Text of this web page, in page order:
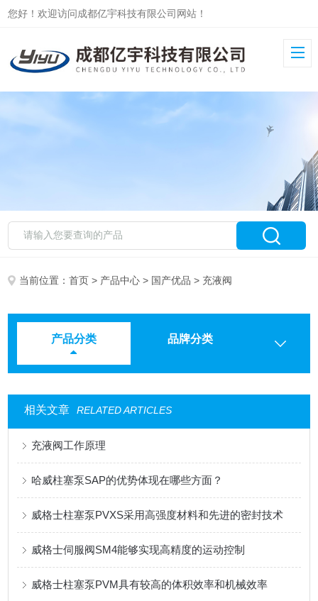
您好！欢迎访问成都亿宇科技有限公司网站！
当前位置：首页 > 产品中心 > 国产优品 > 充液阀
产品分类 品牌分类
相关文章 RELATED ARTICLES
充液阀工作原理
哈威柱塞泵SAP的优势体现在哪些方面？
威格士柱塞泵PVXS采用高强度材料和先进的密封技术
威格士伺服阀SM4能够实现高精度的运动控制
威格士柱塞泵PVM具有较高的体积效率和机械效率